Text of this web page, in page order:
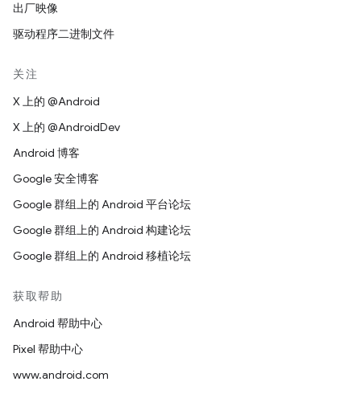
出厂映像
驱动程序二进制文件
关注
X 上的 @Android
X 上的 @AndroidDev
Android 博客
Google 安全博客
Google 群组上的 Android 平台论坛
Google 群组上的 Android 构建论坛
Google 群组上的 Android 移植论坛
获取帮助
Android 帮助中心
Pixel 帮助中心
www.android.com